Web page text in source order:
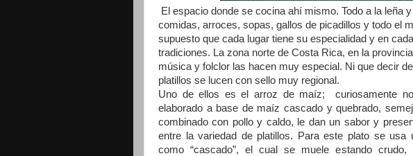
El espacio donde se cocina ahí mismo. Todo a la leña
comidas, arroces, sopas, gallos de picadillos y todo el
supuesto que cada lugar tiene su especialidad y en
tradiciones. La zona norte de Costa Rica, en la
música y folclor las hacen muy especial. Ni que decir
platillos se lucen con sello muy regional.
Uno de ellos es el arroz de maíz; curiosamente
elaborado a base de maíz cascado y quebrado,
combinado con pollo y caldo, le dan un sabor y
entre la variedad de platillos. Para este plato se usa
como “cascado”, el cual se muele estando